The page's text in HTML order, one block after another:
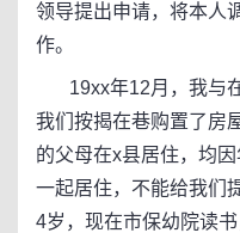
领导提出申请，将本人
作。
19xx年12月，我与在
我们按揭在巷购置了房
的父母在x县居住，均
一起居住，不能给我们
4岁，现在市保幼院读